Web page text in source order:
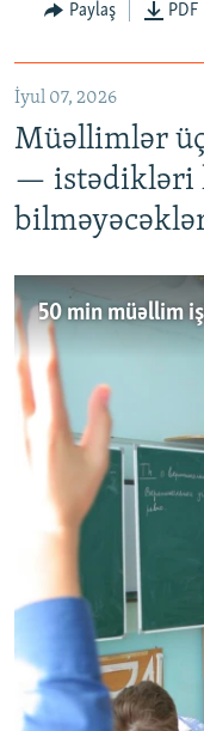
Paylaş PDF
İyul 07, 2026
Müəllimlər
— istədikləri
No media